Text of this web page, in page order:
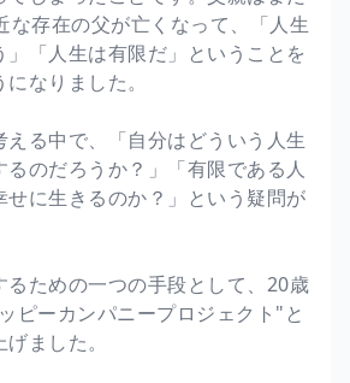
な存在の父が亡くなって、「人生
」「人生は有限だ」ということを
なりました。
える中で、「自分はどういう人生
るのだろうか？」「有限である人
せに生きるのか？」という疑問が
るための一つの手段として、20歳
ピーカンパニープロジェクト"と
ました。